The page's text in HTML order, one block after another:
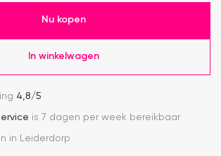
Nu kopen
In winkelwagen
4,8/5
is 7 dagen per week bereikbaar
in Leiderdorp